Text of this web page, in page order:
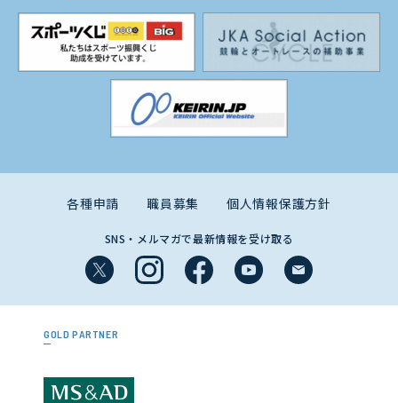
各種申請 職員募集 個人情報保護方針
SNS・メルマガで最新情報を受け取る
GOLD PARTNER